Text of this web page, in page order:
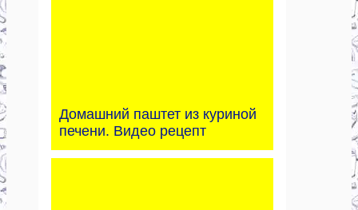
Домашний паштет из куриной
печени. Видео рецепт